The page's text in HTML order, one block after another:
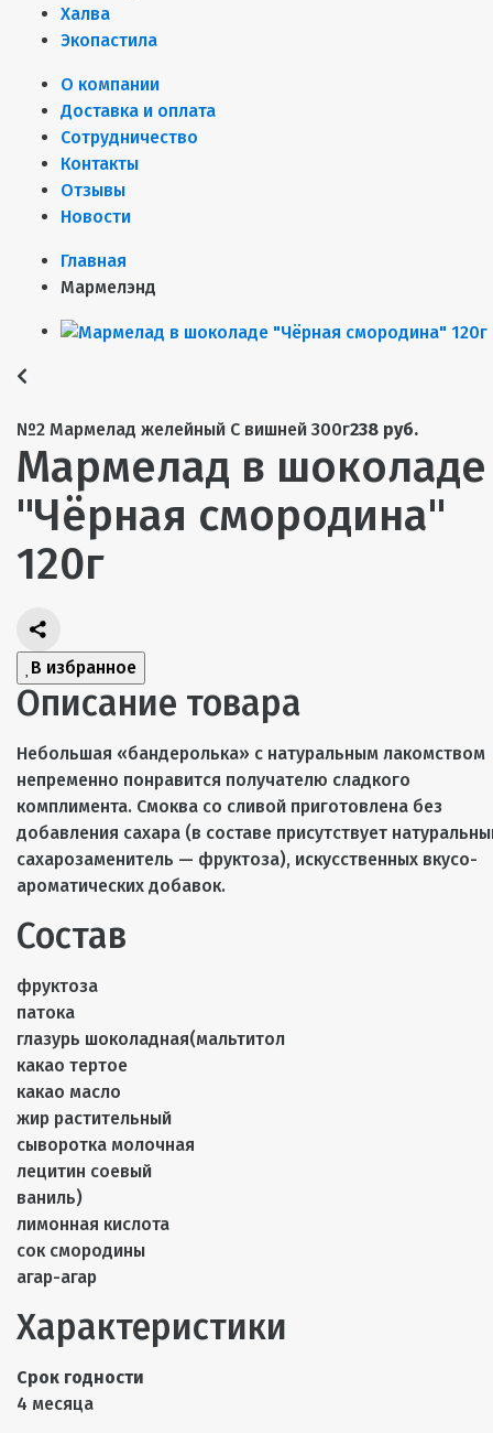
Халва
Экопастила
О компании
Доставка и оплата
Сотрудничество
Контакты
Отзывы
Новости
Главная
Мармелэнд
№2 Мармелад желейный С вишней 300г238 руб.
Мармелад в шоколаде
"Чёрная смородина"
120г
В избранное
Описание товара
Небольшая «бандеролька» с натуральным лакомством
непременно понравится получателю сладкого
комплимента. Смоква со сливой приготовлена без
добавления сахара (в составе присутствует
сахарозаменитель — фруктоза), искусственных вкусо-
ароматических добавок.
Состав
фруктоза
патока
глазурь шоколадная(мальтитол
какао тертое
какао масло
жир растительный
сыворотка молочная
лецитин соевый
ваниль)
лимонная кислота
сок смородины
агар-агар
Характеристики
Срок годности
4 месяца